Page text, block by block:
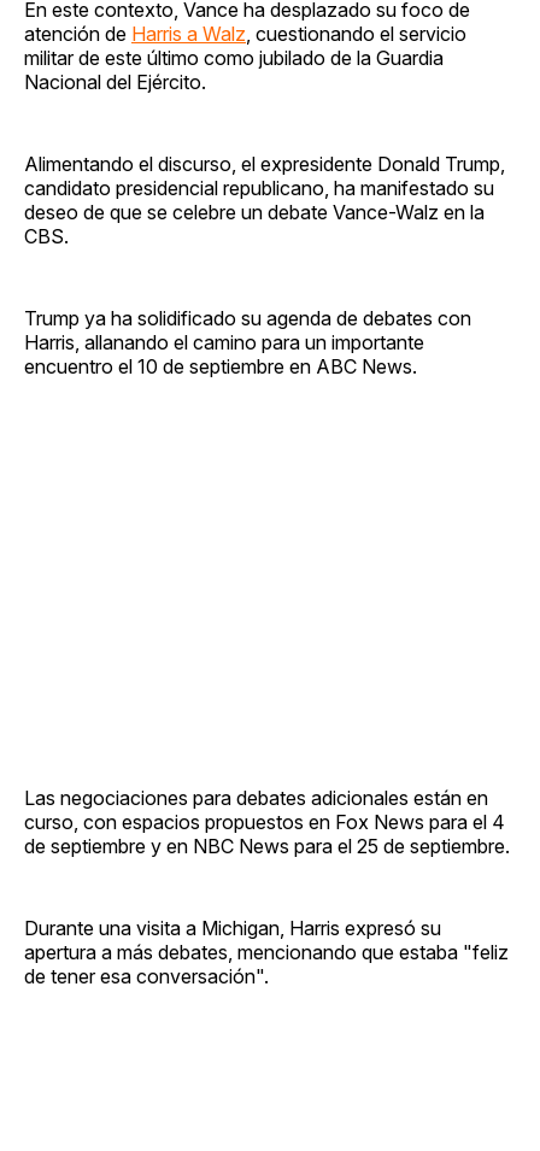
En este contexto, Vance ha desplazado su foco de
atención de Harris a Walz , cuestionando el servicio
militar de este último como jubilado de la Guardia
Nacional del Ejército.
Alimentando el discurso, el expresidente Donald Trump,
candidato presidencial republicano, ha manifestado su
deseo de que se celebre un debate Vance-Walz en la
CBS.
Trump ya ha solidificado su agenda de debates con
Harris, allanando el camino para un importante
encuentro el 10 de septiembre en ABC News.
Las negociaciones para debates adicionales están en
curso, con espacios propuestos en Fox News para el 4
de septiembre y en NBC News para el 25 de septiembre.
Durante una visita a Michigan, Harris expresó su
apertura a más debates, mencionando que estaba "feliz
de tener esa conversación".